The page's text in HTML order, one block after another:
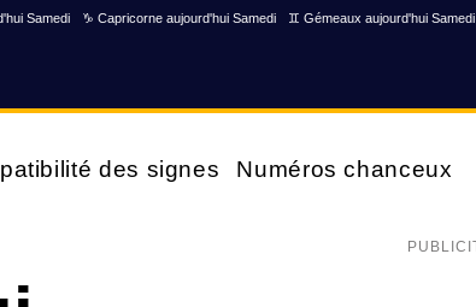
Samedi ♑ Capricorne aujourd'hui Samedi ♊ Gémeaux aujourd'hui Samedi
des signes Numéros chanceux